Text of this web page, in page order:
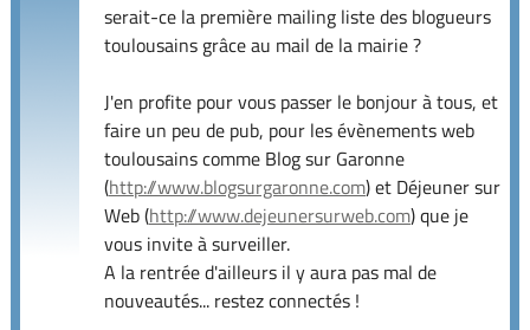
serait-ce la première mailing liste des blogueurs
toulousains grâce au mail de la mairie ?
J'en profite pour vous passer le bonjour à tous, et
faire un peu de pub, pour les évènements web
toulousains comme Blog sur Garonne
(http://www.blogsurgaronne.com) et Déjeuner sur
Web (http://www.dejeunersurweb.com) que je
vous invite à surveiller.
A la rentrée d'ailleurs il y aura pas mal de
nouveautés... restez connectés !